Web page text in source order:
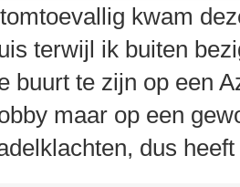
kwam
terwijl ik buiten
buurt te zijn op een
maar op een
dus